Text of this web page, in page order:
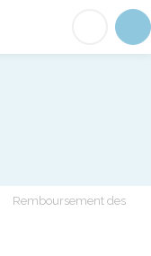
Remboursement des